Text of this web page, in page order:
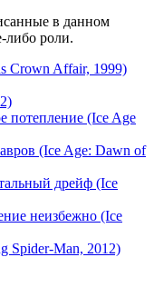
в данном
либо роли.
Crown Affair, 1999)
потепление (Ice Age
(Ice Age: Dawn of
дрейф (Ice
неизбежно (Ice
Spider-Man, 2012)